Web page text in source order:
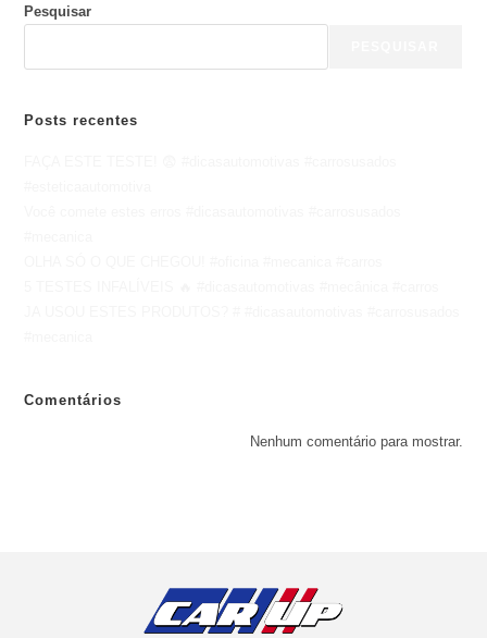
Pesquisar
Posts recentes
Comentários
Nenhum comentário para mostrar.